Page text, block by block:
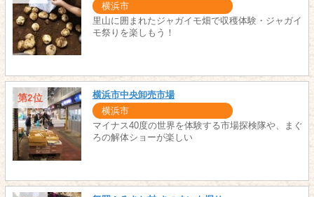
横浜市
里山に囲まれたジャガイモ畑で収穫体験・ジャガイ
モ祭りを楽しもう！
第2位 横浜市中央卸売市場
横浜市
マイナス40度の世界を体験する市場探検隊や、まぐ
ろの解体ショーが楽しい